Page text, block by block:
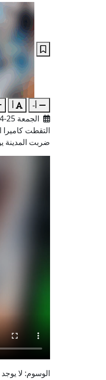
أ- أ
الجمعة 25-04-2025
التقطت
ضربت المدينة
الوسوم: لا